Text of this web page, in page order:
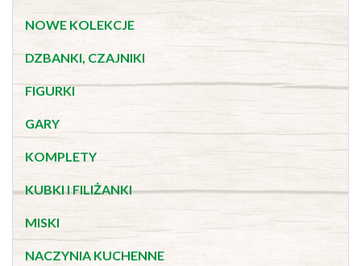
NOWE KOLEKCJE
DZBANKI, CZAJNIKI
FIGURKI
GARY
KOMPLETY
KUBKI I FILIŻANKI
MISKI
NACZYNIA KUCHENNE